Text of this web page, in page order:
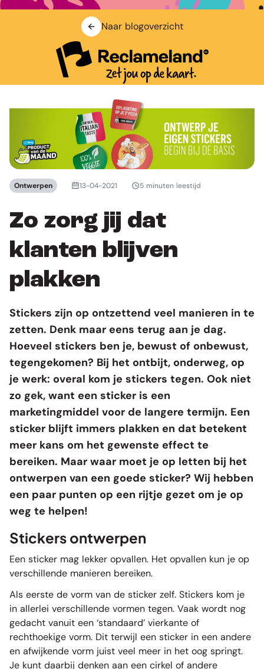
Naar blogoverzicht
Ontwerpen 13-04-2021 5 minuten leestijd
Zo zorg jij dat
klanten blijven
plakken
Stickers zijn op ontzettend veel manieren in te
zetten. Denk maar eens terug aan je dag.
Hoeveel stickers ben je, bewust of onbewust,
tegengekomen? Bij het ontbijt, onderweg, op
je werk: overal kom je stickers tegen. Ook niet
zo gek, want een sticker is een
marketingmiddel voor de langere termijn. Een
sticker blijft immers plakken en dat betekent
meer kans om het gewenste effect te
bereiken. Maar waar moet je op letten bij het
ontwerpen van een goede sticker? Wij hebben
een paar punten op een rijtje gezet om je op
weg te helpen!
Stickers ontwerpen
Een sticker mag lekker opvallen. Het opvallen kun je op
verschillende manieren bereiken.
Als eerste de vorm van de sticker zelf. Stickers kom je
in allerlei verschillende vormen tegen. Vaak wordt nog
gedacht vanuit een ‘standaard’ vierkante of
rechthoekige vorm. Dit terwijl een sticker in een andere
en afwijkende vorm juist veel meer in het oog springt.
Je kunt daarbij denken aan een cirkel of andere